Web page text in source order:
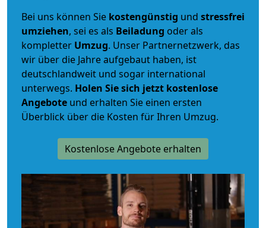
Bei uns können Sie kostengünstig und stressfrei
umziehen, sei es als Beiladung oder als
kompletter Umzug. Unser Partnernetzwerk, das
wir über die Jahre aufgebaut haben, ist
deutschlandweit und sogar international
unterwegs. Holen Sie sich jetzt kostenlose
Angebote und erhalten Sie einen ersten
Überblick über die Kosten für Ihren Umzug.
Kostenlose Angebote erhalten